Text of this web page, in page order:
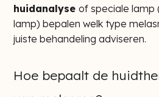
huidanalyse of speciale lamp
lamp) bepalen welk type
juiste behandeling adviseren.
Hoe bepaalt de